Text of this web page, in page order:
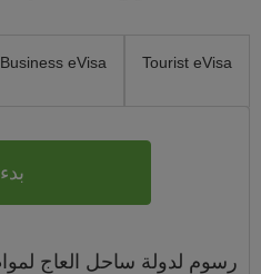
Tourist eVisa
Business eVisa
بدء
رسوم لدولة ساحل العاج